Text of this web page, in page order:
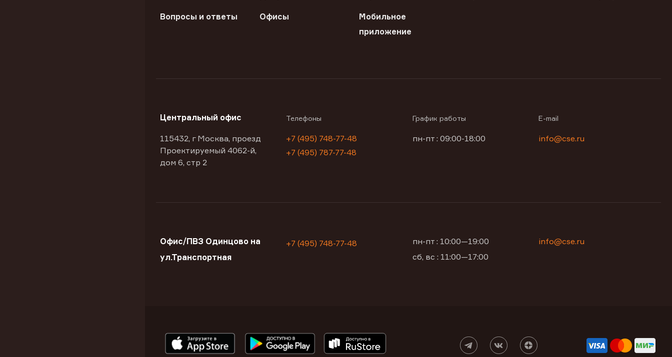
Вопросы и ответы Офисы
Мобильное
приложение
Центральный офис
115432, г Москва, проезд
Проектируемый 4062-й,
дом 6, стр 2
Телефоны
+7 (495) 748-77-48
+7 (495) 787-77-48
График работы
пн-пт : 09:00-18:00
E-mail
info@cse.ru
Офис/ПВЗ Одинцово на
ул.Транспортная
+7 (495) 748-77-48
пн-пт : 10:00—19:00
сб, вс : 11:00—17:00
info@cse.ru